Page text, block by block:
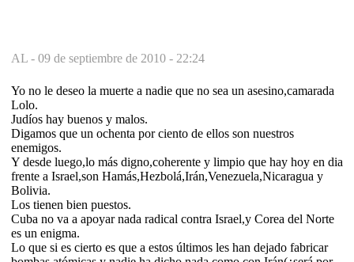
AL - 09 de septiembre de 2010 - 22:24
Yo no le deseo la muerte a nadie que no sea un asesino,camarada
Lolo.
Judíos hay buenos y malos.
Digamos que un ochenta por ciento de ellos son nuestros
enemigos.
Y desde luego,lo más digno,coherente y limpio que hay hoy en dia
frente a Israel,son Hamás,Hezbolá,Irán,Venezuela,Nicaragua y
Bolivia.
Los tienen bien puestos.
Cuba no va a apoyar nada radical contra Israel,y Corea del Norte
es un enigma.
Lo que si es cierto es que a estos últimos les han dejado fabricar